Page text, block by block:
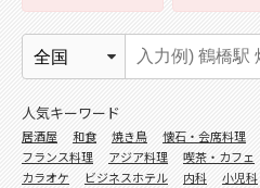
人気キーワード
居酒屋 和食 焼き鳥 懐石・会席料理
フランス料理
アジア料理 喫茶・カフェ
カラオケ
ビジネスホテル 内科 小児科